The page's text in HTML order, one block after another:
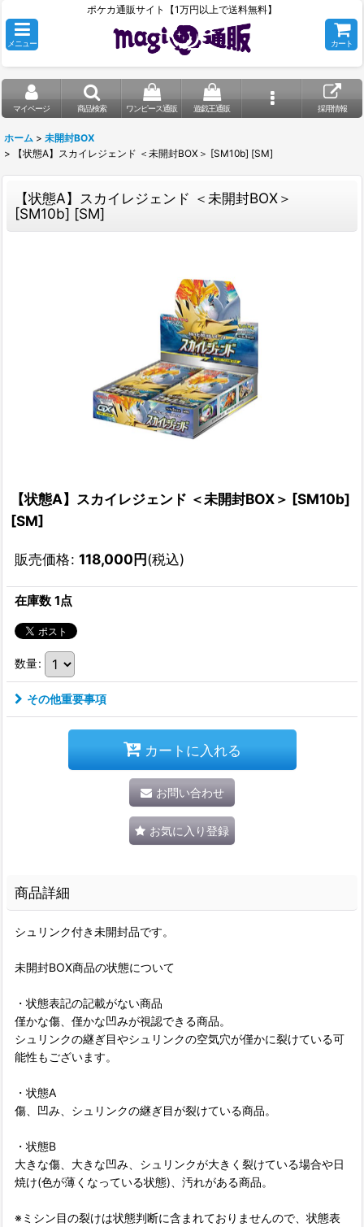
ポケカ通販サイト【1万円以上で送料無料】
メニュー カート
マイページ 商品検索 ワンピース通販 遊戯王通販 採用情報
ホーム > 未開封BOX
>
【状態A】スカイレジェンド ＜未開封BOX＞ [SM10b] [SM]
【状態A】スカイレジェンド ＜未開封BOX＞
[SM10b] [SM]
【状態A】スカイレジェンド ＜未開封BOX＞ [SM10b]
[SM]
販売価格: 118,000円(税込)
在庫数 1点
数量:
その他重要事項
カートに入れる
お問い合わせ
お気に入り登録
商品詳細
シュリンク付き未開封品です。
未開封BOX商品の状態について
・状態表記の記載がない商品
僅かな傷、僅かな凹みが視認できる商品。
シュリンクの継ぎ目やシュリンクの空気穴が僅かに裂けている可
能性もございます。
・状態A
傷、凹み、シュリンクの継ぎ目が裂けている商品。
・状態B
大きな傷、大きな凹み、シュリンクが大きく裂けている場合や日
焼け(色が薄くなっている状態)、汚れがある商品。
※ミシン目の裂けは状態判断に含まれておりませんので、状態表